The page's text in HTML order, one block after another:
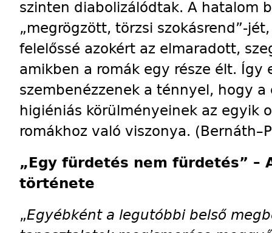
szinten diabolizálódtak. A hatalom
„megrögzött, törzsi szokásrend”-
felelőssé azokért az elmaradott,
amikben a romák egy része élt.
szembenézzenek a ténnyel, hogy
higiéniás körülményeinek az egyik
romákhoz való viszonya.
„Egy fürdetés nem fürdetés” –
története
„Egyébként a legutóbbi belső